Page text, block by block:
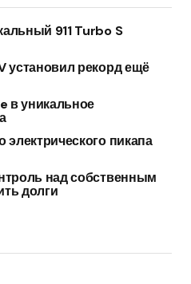
911 Turbo S
установил рекорд ещё
в уникальное
электрического пикапа
над собственным
долги